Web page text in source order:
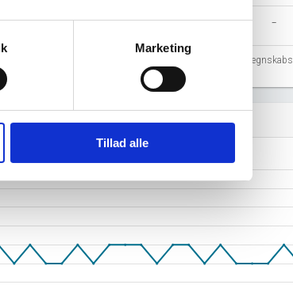
Marketing
Tillad alle
- - - -
eventuelle fejlregistreringer. Vi anbefaler at krydstjekke